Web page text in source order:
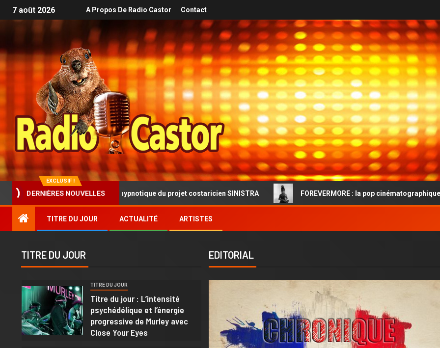
7 août 2026 A Propos De Radio Castor Contact
EXCLUSIF !
DERNIÈRES NOUVELLES
progressive et hypnotique du projet costaricien SINISTRA FOREVERMORE : la pop cinématographique et l’audace
TITRE DU JOUR ACTUALITÉ ARTISTES
TITRE DU JOUR
1
TITRE DU JOUR
Titre du jour : L’intensité
psychédélique et l’énergie
progressive de Murley avec
Close Your Eyes
EDITORIAL